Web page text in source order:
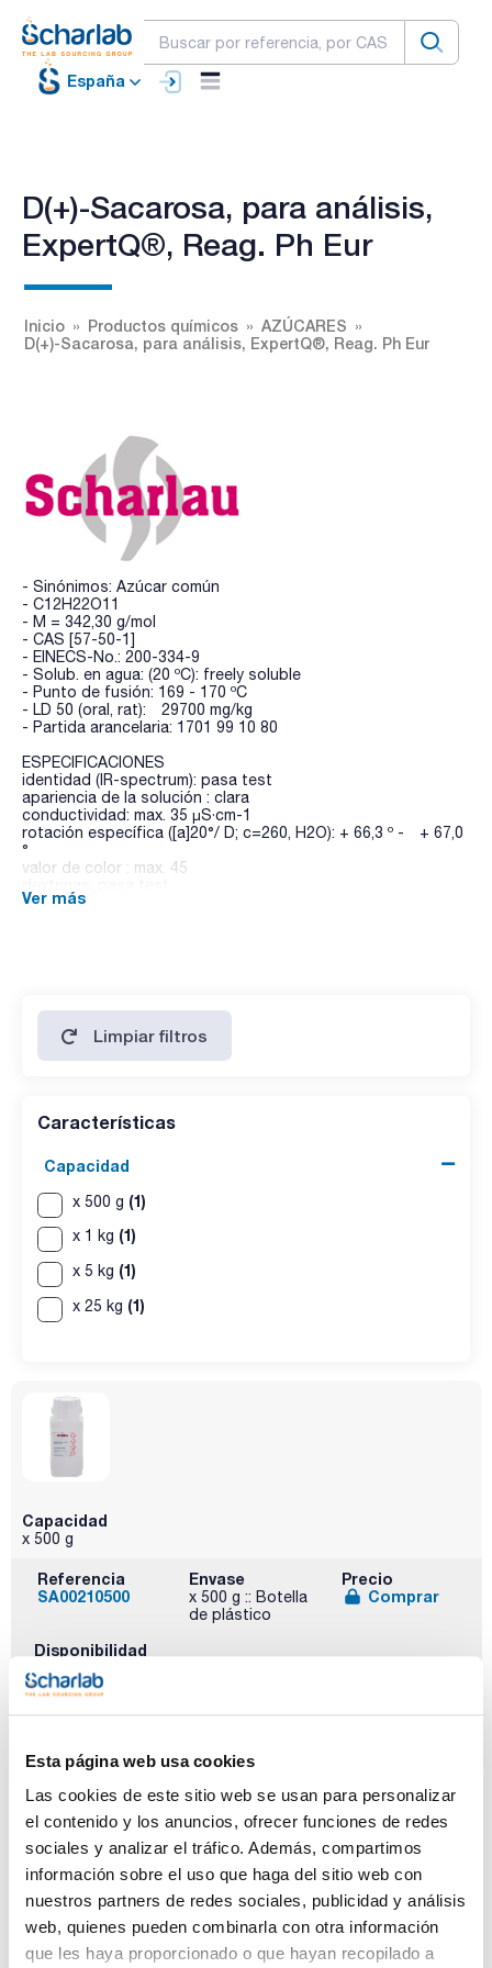
Esta página web usa cookies
Las cookies de este sitio web se usan para personalizar
el contenido y los anuncios, ofrecer funciones de redes
sociales y analizar el tráfico. Además, compartimos
información sobre el uso que haga del sitio web con
nuestros partners de redes sociales, publicidad y análisis
web, quienes pueden combinarla con otra información
que les haya proporcionado o que hayan recopilado a
España
D(+)-Sacarosa, para análisis,
ExpertQ®, Reag. Ph Eur
Inicio Productos químicos
AZÚCARES
D(+)-Sacarosa, para análisis, ExpertQ®, Reag. Ph Eur
- Sinónimos: Azúcar común
- C12H22O11
- M = 342,30 g/mol
- CAS [57-50-1]
- EINECS-No.: 200-334-9
- Solub. en agua: (20 ºC): freely soluble
- Punto de fusión: 169 - 170 ºC
- LD 50 (oral, rat): 29700 mg/kg
- Partida arancelaria: 1701 99 10 80
ESPECIFICACIONES
identidad (IR-spectrum): pasa test
apariencia de la solución : clara
conductividad: max. 35 µS·cm-1
rotación específica ([a]20°/ D; c=260, H2O): + 66,3 º - + 67,0
°
valor de color : max. 45
azucares reducibles: pasa test
Ver más
Limpiar filtros
Características
Capacidad
x 500 g (1)
x 1 kg (1)
x 5 kg (1)
x 25 kg (1)
Capacidad
x 500 g
Referencia
SA00210500
Envase
x 500 g :: Botella
de plástico
Precio
Comprar
Disponibilidad
Capacidad
x 1 kg
Referencia
SA00211000
Envase
de plástico
Precio
Comprar